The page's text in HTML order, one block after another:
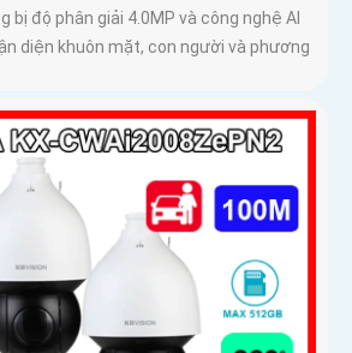
bị độ phân giải 4.0MP và công nghệ AI
diện khuôn mặt, con người và phương